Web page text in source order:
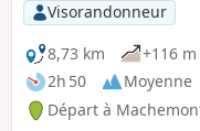
Visorandonneur
8,73 km
+116 m
2h 50
Moyenne
Départ à